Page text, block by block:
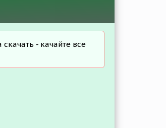
- качайте все